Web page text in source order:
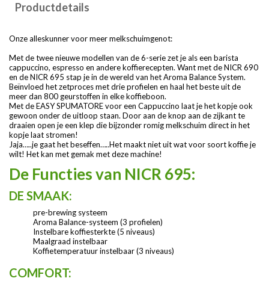
Productdetails
Onze alleskunner voor meer melkschuimgenot:
Met de twee nieuwe modellen van de 6-serie zet je als een barista
cappuccino, espresso en andere koffierecepten. Want met de NICR 690
en de NICR 695 stap je in de wereld van het Aroma Balance System.
Beïnvloed het zetproces met drie profielen en haal het beste uit de
meer dan 800 geurstoffen in elke koffieboon.
Met de EASY SPUMATORE voor een Cappuccino laat je het kopje ook
gewoon onder de uitloop staan. Door aan de knop aan de zijkant te
draaien open je een klep die bijzonder romig melkschuim direct in het
kopje laat stromen!
Jaja…..je gaat het beseffen…..Het maakt niet uit wat voor soort koffie je
wilt! Het kan met gemak met deze machine!
De Functies van NICR 695:
DE SMAAK:
pre-brewing systeem
Aroma Balance-systeem (3 profielen)
Instelbare koffiesterkte (5 niveaus)
Maalgraad instelbaar
Koffietemperatuur instelbaar (3 niveaus)
COMFORT: